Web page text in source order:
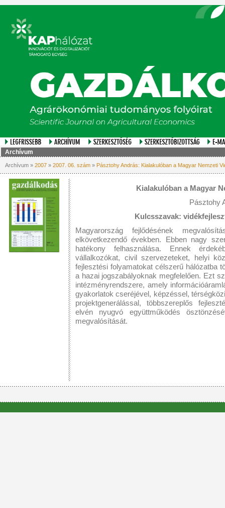
Archívum
Archívum » 2007 » 2007. 06. szám » Pásztohy András: Kialakulóban a Magyar Nemzeti
Kialakulóban a Magyar
Pásztohy
Kulcsszavak:
Magyarország fejlődésének
elkövetkezendő években. Ebben nagy
hatékony felhasználása. Ennek
vállalkozókat, civil szervezeteket, helyi
fejlesztési folyamatokat célszerű hálózatba
a hazai jogszabályoknak megfelelően. Ezt
intézményrendszere, amely
gyakorlatok cseréjével, képzéssel,
projektgenerálással, többszereplős
elvén nyugvó együttműködés
megvalósítását.